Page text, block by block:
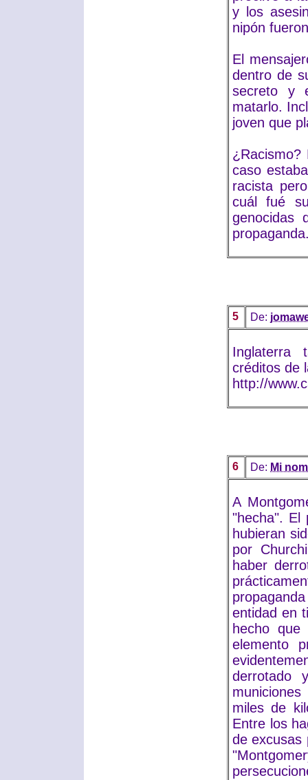
y los
nipón
El
dentro de
secreto y
matarlo.
joven que
caso
racista
cuál fué
genocidas
5 De:
Inglaterra
créditos de
http://
6 De: Mi
A
"hecha". El
hubieran
por
haber
entidad en
hecho
elemento
derrotado
miles de
Entre los
de excusas